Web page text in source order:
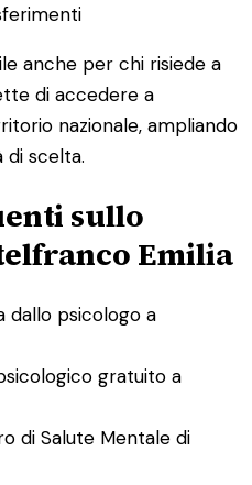
anche per chi risiede a
di accedere a
nazionale, ampliando
di scelta.
sullo
Emilia
dallo psicologo a
gratuito a
di Salute Mentale di